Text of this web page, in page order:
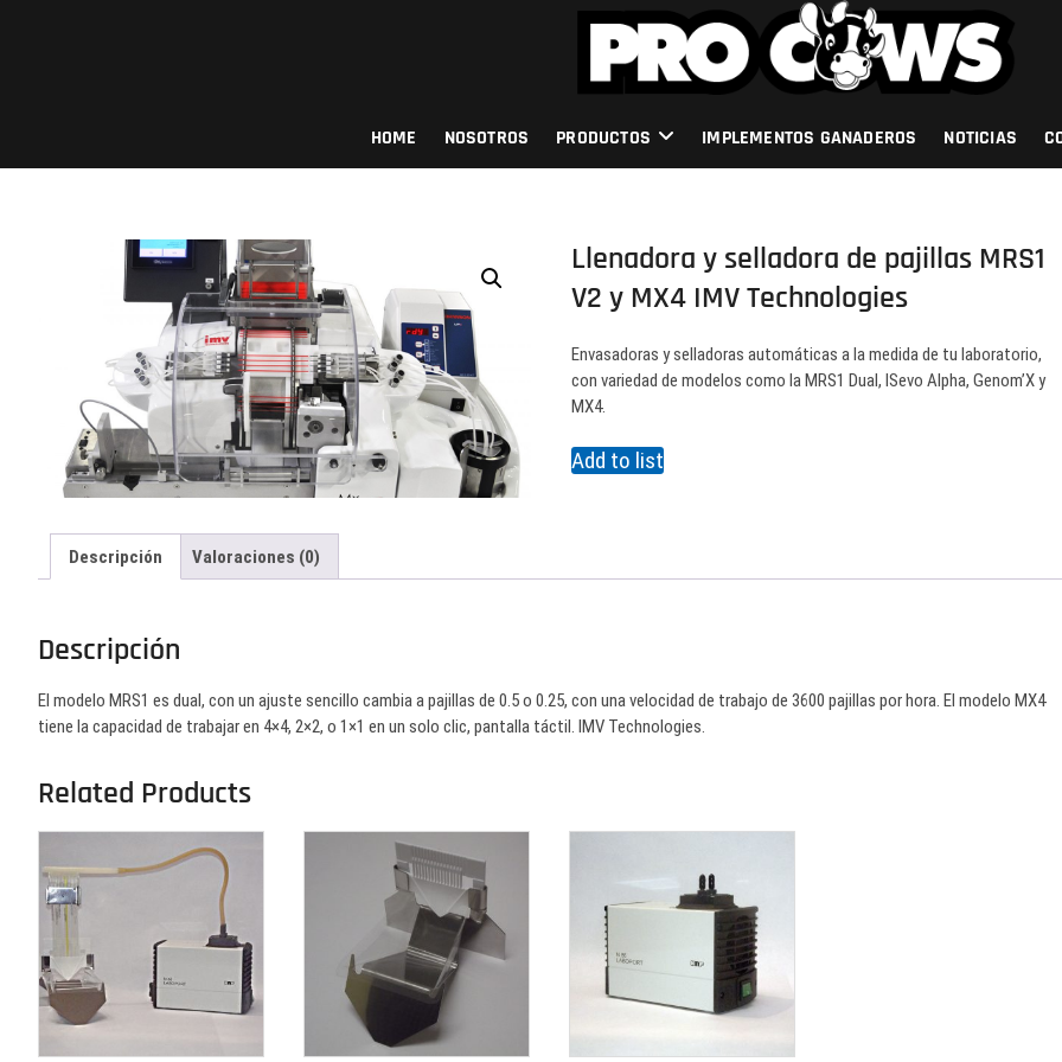
HOME NOSOTROS PRODUCTOS IMPLEMENTOS GANADEROS NOTICIAS
Llenadora y selladora de pajillas MRS1
V2 y MX4 IMV Technologies
Envasadoras y selladoras automáticas a la medida de tu laboratorio,
con variedad de modelos como la MRS1 Dual, ISevo Alpha, Genom’X y
MX4.
Add to list
Descripción Valoraciones (0)
Descripción
El modelo MRS1 es dual, con un ajuste sencillo cambia a pajillas de 0.5 o 0.25, con una velocidad de trabajo de 3600 pajillas por hora. El modelo MX4
tiene la capacidad de trabajar en 4×4, 2×2, o 1×1 en un solo clic, pantalla táctil. IMV Technologies.
Related Products